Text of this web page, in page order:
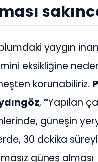
yaygın
eksikliğine
korunabiliriz.
, “Yapılan
güneşin
30 dakika
güneş alması